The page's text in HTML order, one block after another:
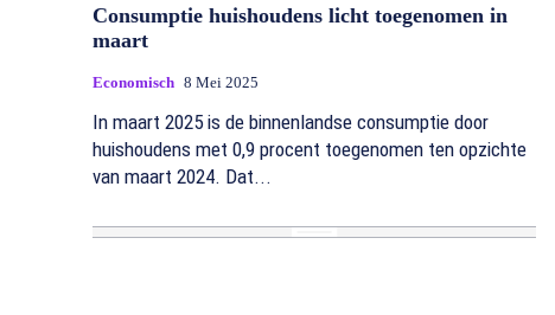
Consumptie huishoudens licht toegenomen in
maart
Economisch 8 Mei 2025
In maart 2025 is de binnenlandse consumptie door
huishoudens met 0,9 procent toegenomen ten opzichte
van maart 2024. Dat...